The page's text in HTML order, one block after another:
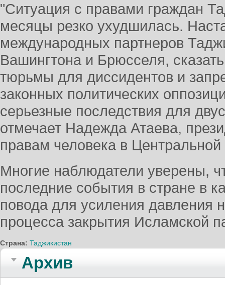
"Ситуация с правами граждан
месяцы резко ухудшилась.
международных партнеров
Вашингтона и Брюсселя,
тюрьмы для диссидентов и
законных политических
серьезные последствия для
отмечает Надежда Атаева,
правам человека в Центральной
Многие наблюдатели уверены,
последние события в стране в
повода для усиления давления
процесса закрытия Исламской
Страна: Таджикистан
Архив